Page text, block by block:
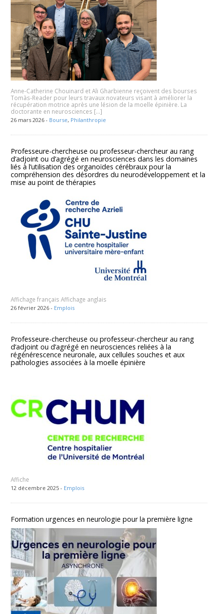
Anne-Catherine Chouinard et Ali Gharbienne reçoivent des bourses
Tomàs-Reader pour leurs travaux novateurs visant à améliorer la
récupération motrice après une lésion de la moelle épinière. La
doctorante en neurosciences […]
26 mars 2026 - Bourse, Philanthropie
Professeure-chercheuse ou professeur-chercheur au rang
d’adjoint ou d’agrégé en neurosciences dans les domaines
liés à l’utilisation des organoïdes cérébraux pour la
compréhension des désordres du neurodéveloppement et la
mise au point de thérapies
Affichage français Affichage anglais
26 février 2026 - Emplois
Professeure-chercheuse ou professeur-chercheur au rang
d’adjoint ou d’agrégé en neurosciences reliées à la
régénérescence neuronale, aux cellules souches et aux
pathologies associées à la moelle épinière
Affiche
12 décembre 2025 - Emplois
Formation urgences en neurologie pour la première ligne